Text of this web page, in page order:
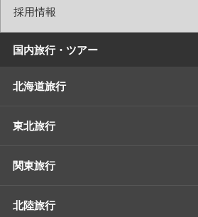
採用情報
国内旅行・ツアー
北海道旅行
東北旅行
関東旅行
北陸旅行